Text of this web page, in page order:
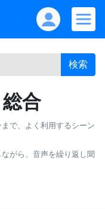
検索
合
で、よく利用するシーン
がら、音声を繰り返し聞